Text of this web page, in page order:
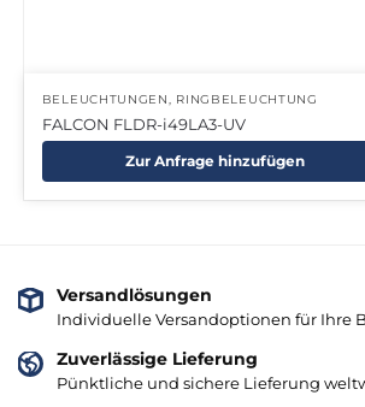
BELEUCHTUNGEN RINGBELEUCHTUNG
FALCON FLDR-i49LA3-UV
Zur Anfrage hinzufügen
Versandlösungen
Individuelle Versandoptionen für Ihre
Zuverlässige Lieferung
Pünktliche und sichere Lieferung